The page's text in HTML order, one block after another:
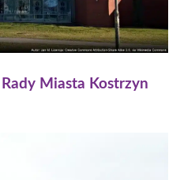
Miasta Kostrzyn